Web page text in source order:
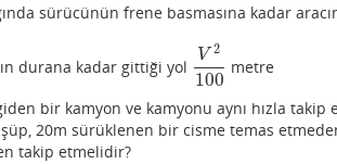
sürücünün frene basmasına kadar
durana kadar gittiği yol
V 2
100
V2100metre
bir kamyon ve kamyonu aynı hızla takip
20m sürüklenen bir cisme temas
takip etmelidir?